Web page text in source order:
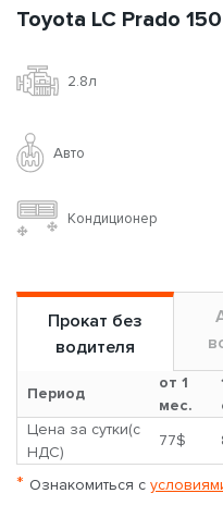
Toyota LC Prado 150
2.8л
Авто
Кондиционер
Прокат без
водителя
Период
от 1
мес.
Цена за сутки(с
НДС)
77$
* Ознакомиться с